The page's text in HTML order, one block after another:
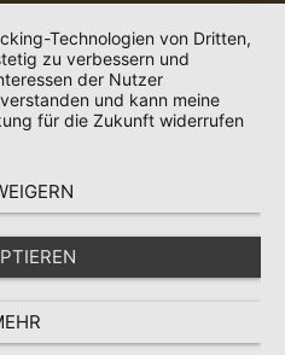
Technologien von Dritten,
zu verbessern und
der Nutzer
und kann meine
für die Zukunft widerrufen